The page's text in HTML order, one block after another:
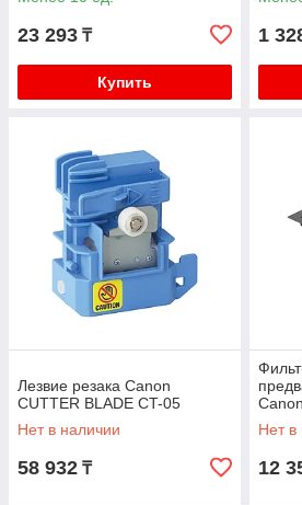
23 293 ₸
Купить
1
Лезвие резака Canon
CUTTER BLADE CT-05
Нет в наличии
58 932 ₸
000
Нет в
12